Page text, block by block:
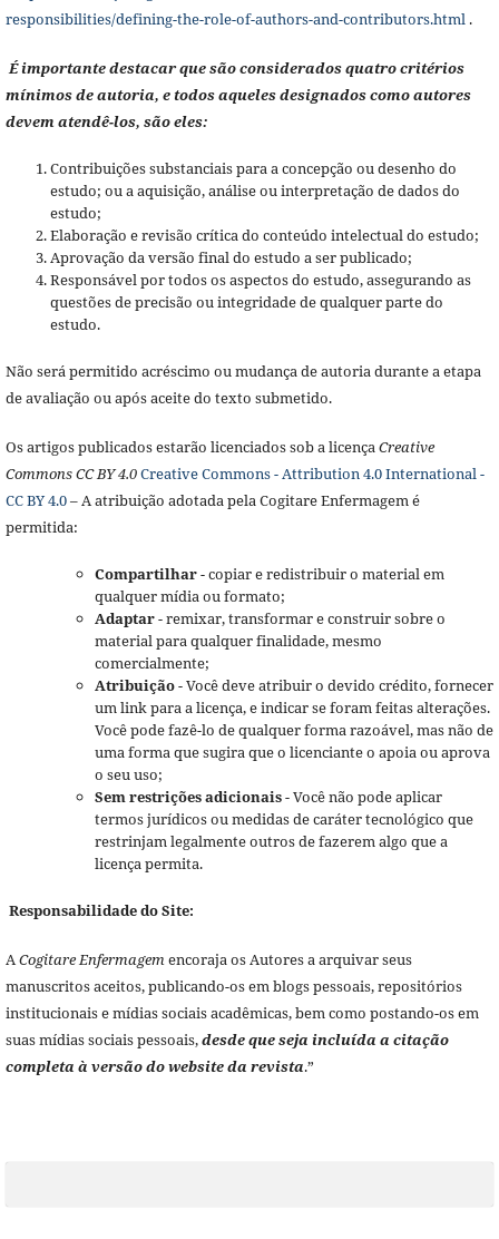
responsibilities/defining-the-role-of-authors-and-contributors.html.
É importante destacar que são considerados quatro critérios
mínimos de autoria, e todos aqueles designados como autores
devem atendê-los, são eles:
Contribuições substanciais para a concepção ou desenho do
estudo; ou a aquisição, análise ou interpretação de dados do
estudo;
Elaboração e revisão crítica do conteúdo intelectual do estudo;
Aprovação da versão final do estudo a ser publicado;
Responsável por todos os aspectos do estudo, assegurando as
questões de precisão ou integridade de qualquer parte do
estudo.
Não será permitido acréscimo ou mudança de autoria durante a etapa
de avaliação ou após aceite do texto submetido.
Os artigos publicados estarão licenciados sob a licençaCreative
Commons CC BY 4.0Creative Commons - Attribution 4.0 International -
CC BY 4.0– A atribuição adotada pela Cogitare Enfermagem é
permitida:
Compartilhar- copiar e redistribuir o material em
qualquer mídia ou formato;
Adaptar- remixar, transformar e construir sobre o
material para qualquer finalidade, mesmo
comercialmente;
Atribuição- Você deve atribuir o devido crédito, fornecer
um link para a licença, e indicar se foram feitas alterações.
Você pode fazê-lo de qualquer forma razoável, mas não de
uma forma que sugira que o licenciante o apoia ou aprova
o seu uso;
Sem restrições adicionais- Você não pode aplicar
termos jurídicos ou medidas de caráter tecnológico que
restrinjam legalmente outros de fazerem algo que a
licença permita.
Responsabilidade do Site:
ACogitare Enfermagemencoraja os Autores a arquivar seus
manuscritos aceitos, publicando-os em blogs pessoais, repositórios
institucionais e mídias sociais acadêmicas, bem como postando-os em
suas mídias sociais pessoais,desde que seja incluída a citação
completa à versão do website da revista.”